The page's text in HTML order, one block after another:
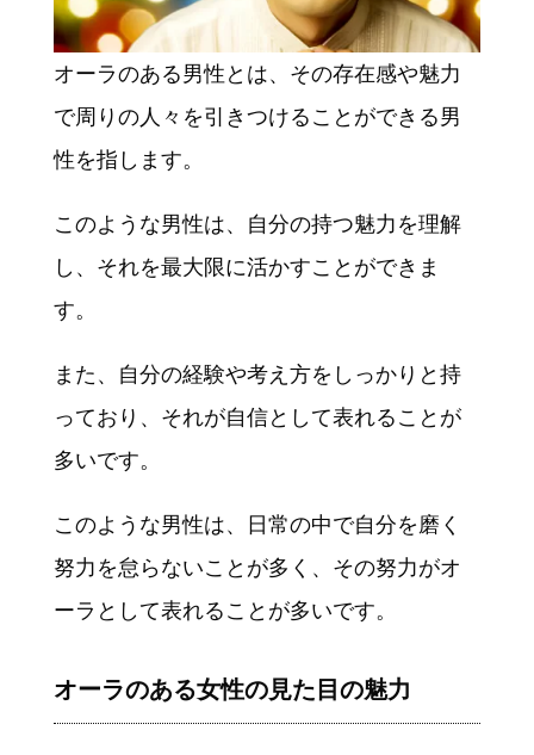
オーラのある男性とは、その存在感や魅力
で周りの人々を引きつけることができる男
性を指します。
このような男性は、自分の持つ魅力を理解
し、それを最大限に活かすことができま
す。
また、自分の経験や考え方をしっかりと持
っており、それが自信として表れることが
多いです。
このような男性は、日常の中で自分を磨く
努力を怠らないことが多く、その努力がオ
ーラとして表れることが多いです。
オーラのある女性の見た目の魅力